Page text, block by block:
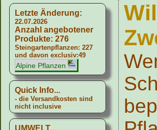
Letzte Änderung:
22.07.2026
Anzahl angebotener
Produkte: 276
Steingartenpflanzen: 227
und davon exclusiv:49
Alpine Pflanzen
Quick Info...
- die Versandkosten sind
nicht inclusive
UMWELT...